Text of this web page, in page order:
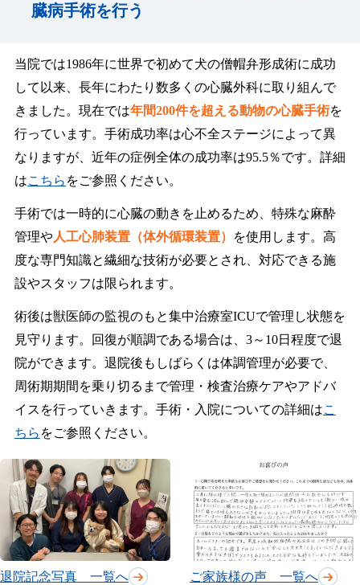
臓病手術を行う
当院では1986年に世界で初めて犬の僧帽弁形成術に成功
して以来、長年にわたり数多くの心臓外科に取り組んで
きました。現在では年間200件を超える動物の心臓手術を
行っています。手術成功率は心不全ステージによって異
なりますが、近年の症例全体の成功率は95.5％です。詳細
はこちら をご参照ください。
手術では一時的に心臓の動きを止めるため、特殊な麻酔
管理や人工心肺装置（体外循環装置）
を使用します。高
度な専門知識と繊細な技術が必要とされ、対応できる施
設やスタッフは限られます。
術後は獣医師の監視のもと集中治療室ICUで管理し状態を
見守ります。回復が順調である場合は、3～10日程度で退
院ができます。退院後もしばらくは体調管理が必要で、
周術期期間を乗り切るまで管理・検査治療ケアやアドバ
イスを行っていきます。手術・入院についての詳細はこ
ちら をご参照ください。
退院記念写真 一覧へ ご家族様の声 一覧へ